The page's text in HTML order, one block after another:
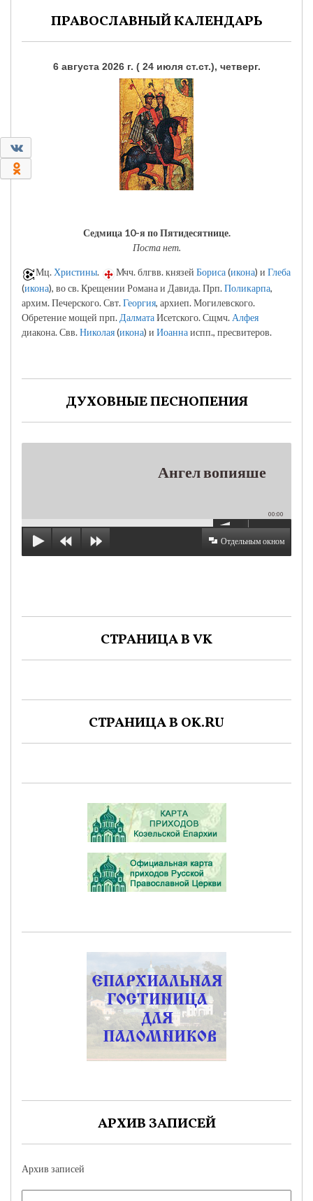
ПРАВОСЛАВНЫЙ КАЛЕНДАРЬ
6 августа 2026 г. ( 24 июля ст.ст.), четверг.
Седмица 10-я по Пятидесятнице.
Поста нет.
Мц. Христины. Мчч. блгвв. князей Бориса(икона) и Глеба
(икона), во св. Крещении Романа и Давида. Прп.Поликарпа,
архим. Печерского. Свт.Георгия, архиеп. Могилевского.
Обретение мощей прп.ДалматаИсетского. Сщмч.Алфея
диакона. Свв.Николая(икона) и Иоаннаиспп., пресвитеров.
ДУХОВНЫЕ ПЕСНОПЕНИЯ
Ангел вопияше
00:00
Отдельным окном
СТРАНИЦА В VK
СТРАНИЦА В OK.RU
АРХИВ ЗАПИСЕЙ
Архив записей